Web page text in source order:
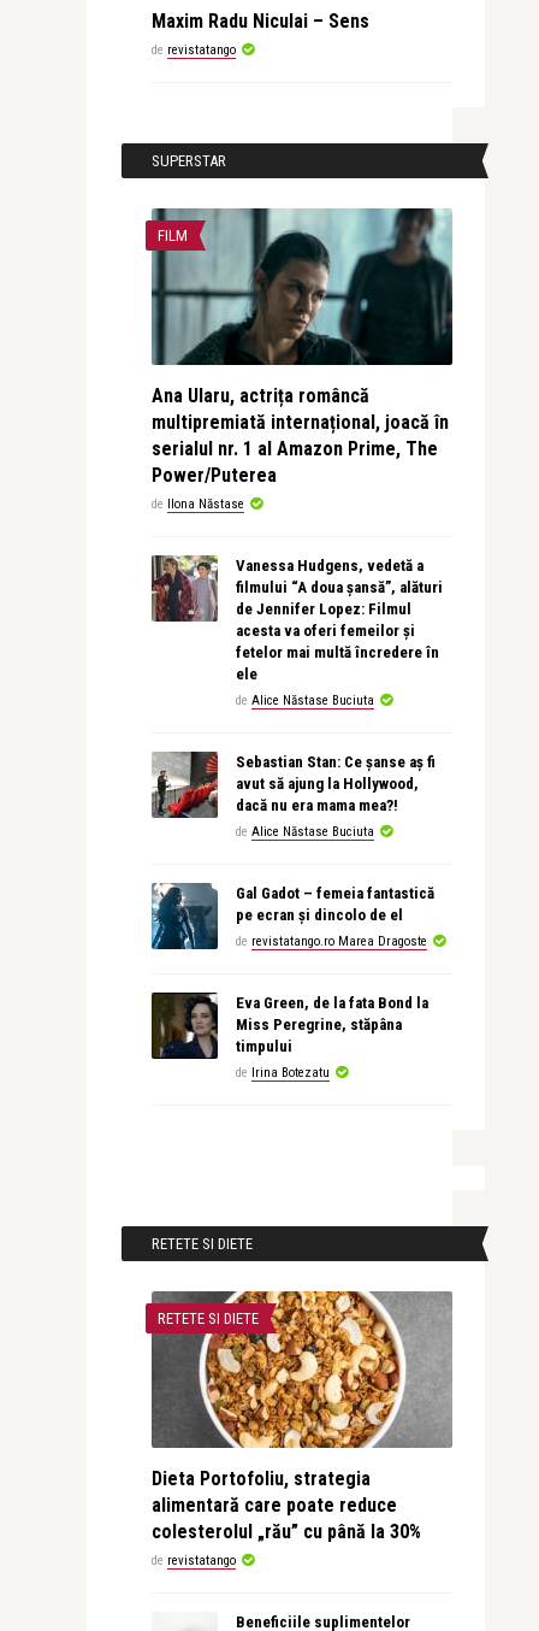
Maxim Radu Niculai – Sens
de revistatango
SUPERSTAR
FILM
Ana Ularu, actrița româncă
multipremiată internațional, joacă în
serialul nr. 1 al Amazon Prime, The
Power/Puterea
de Ilona Năstase
Vanessa Hudgens, vedetă a
filmului “A doua șansă”, alături
de Jennifer Lopez: Filmul
acesta va oferi femeilor și
fetelor mai multă încredere în
ele
de Alice Năstase Buciuta
Sebastian Stan: Ce șanse aș fi
avut să ajung la Hollywood,
dacă nu era mama mea?!
de Alice Năstase Buciuta
Gal Gadot – femeia fantastică
pe ecran și dincolo de el
de revistatango.ro Marea Dragoste
Eva Green, de la fata Bond la
Miss Peregrine, stăpâna
timpului
de Irina Botezatu
RETETE SI DIETE
RETETE SI DIETE
Dieta Portofoliu, strategia
alimentară care poate reduce
colesterolul „rău” cu până la 30%
de revistatango
Beneficiile suplimentelor